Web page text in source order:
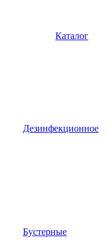
Каталог
Дезинфекционное
Бустерные